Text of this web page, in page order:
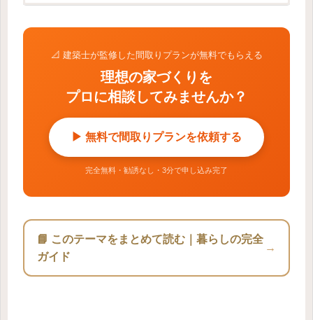
📐 建築士が監修した間取りプランが無料でもらえる
理想の家づくりを
プロに相談してみませんか？
▶ 無料で間取りプランを依頼する
完全無料・勧誘なし・3分で申し込み完了
📘 このテーマをまとめて読む｜暮らしの完全
ガイド
→